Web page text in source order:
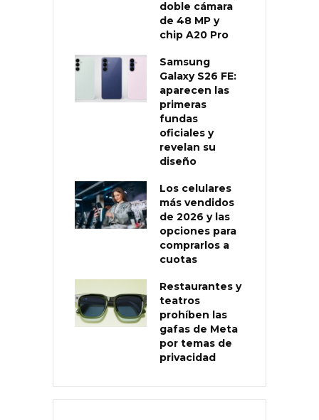
doble cámara
de 48 MP y
chip A20 Pro
Samsung
Galaxy S26 FE:
aparecen las
primeras
fundas
oficiales y
revelan su
diseño
Los celulares
más vendidos
de 2026 y las
opciones para
comprarlos a
cuotas
Restaurantes y
teatros
prohíben las
gafas de Meta
por temas de
privacidad